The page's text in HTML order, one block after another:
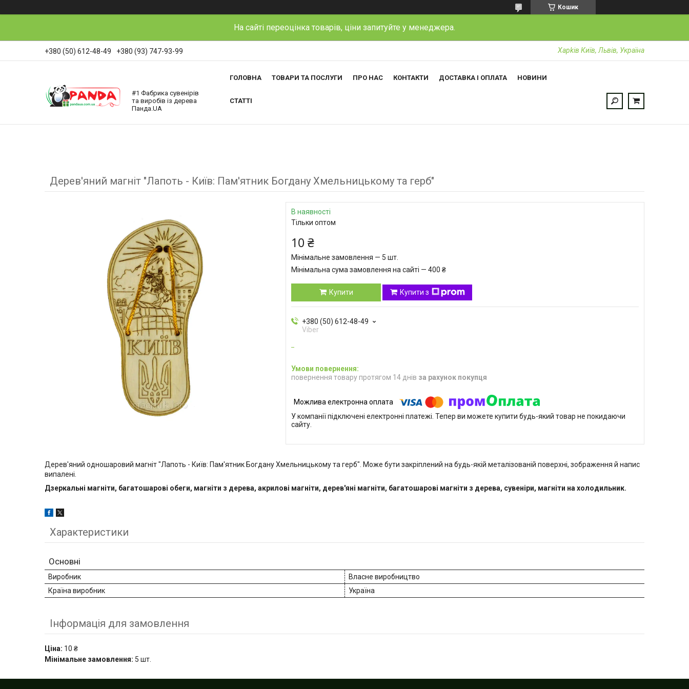
Кошик
На сайті переоцінка товарів, ціни запитуйте у менеджера.
+380 (50) 612-48-49 +380 (93) 747-93-99 Харkiв Київ, Львів, Україна
#1 Фабрика сувенірів
та виробів із дерева
Панда.UA
ГОЛОВНА ТОВАРИ ТА ПОСЛУГИ ПРО НАС КОНТАКТИ ДОСТАВКА І ОПЛАТА НОВИНИ
СТАТТІ
Дерев'яний магніт "Лапоть - Київ: Пам'ятник Богдану Хмельницькому та герб"
В наявності
Тільки оптом
10 ₴
Мінімальне замовлення — 5 шт.
Мінімальна сума замовлення на сайті — 400 ₴
Купити Купити з
+380 (50) 612-48-49
Viber
повернення товару протягом 14 днів за рахунок покупця
У компанії підключені електронні платежі. Тепер ви можете купити будь-який товар не покидаючи
сайту.
Дерев'яний одношаровий магніт "Лапоть - Київ: Пам'ятник Богдану Хмельницькому та герб". Може бути закріплений на будь-якій металізованій поверхні, зображення й напис
випалені.
Дзеркальні магніти, багатошарові обеги, магніти з дерева, акрилові магніти, дерев'яні магніти, багатошарові магніти з дерева, сувеніри, магніти на холодильник.
Характеристики
Основні
Виробник
Власне виробництво
Країна виробник
Україна
Інформація для замовлення
Ціна: 10 ₴
Мінімальне замовлення: 5 шт.